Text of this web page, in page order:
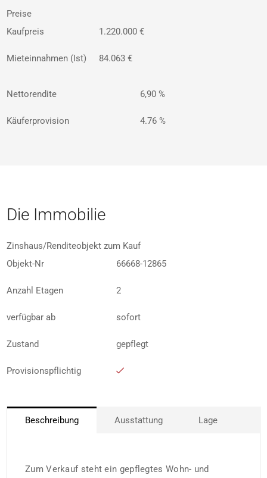
Preise
Kaufpreis
1.220.000 €
Mieteinnahmen (Ist) 84.063 €
Nettorendite 6,90 %
Käuferprovision 4.76 %
Die Immobilie
Zinshaus/Renditeobjekt zum Kauf
Objekt-Nr
66668-12865
Anzahl Etagen 2
verfügbar ab sofort
Zustand gepflegt
Provisionspflichtig
Beschreibung Ausstattung Lage
Zum Verkauf steht ein gepflegtes Wohn- und